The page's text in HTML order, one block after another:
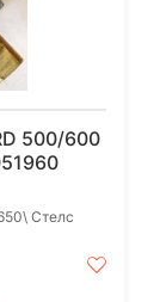
500/600
Стелс